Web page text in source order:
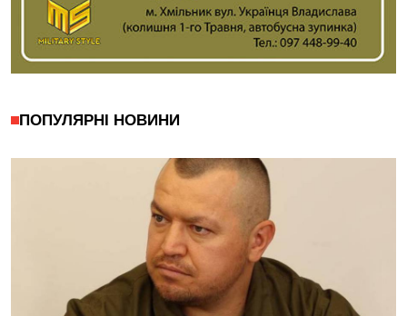
ПОПУЛЯРНІ НОВИНИ